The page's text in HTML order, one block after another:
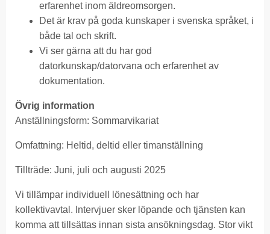
erfarenhet inom äldreomsorgen.
Det är krav på goda kunskaper i svenska språket, i
både tal och skrift.
Vi ser gärna att du har god
datorkunskap/datorvana och erfarenhet av
dokumentation.
Övrig information
Anställningsform: Sommarvikariat
Omfattning: Heltid, deltid eller timanställning
Tillträde: Juni, juli och augusti 2025
Vi tillämpar individuell lönesättning och har
kollektivavtal. Intervjuer sker löpande och tjänsten kan
komma att tillsättas innan sista ansökningsdag. Stor vikt